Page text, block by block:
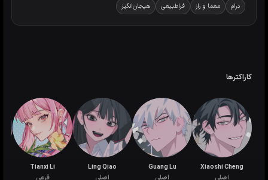
درام معما و راز فراطبیعی هیجان‌انگیز
کاراکترها
Xiaoshi Cheng
اصلی
Guang Lu
اصلی
Ling Qiao
اصلی
Tianxi Li
فرعی